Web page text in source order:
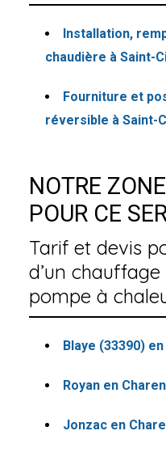
Installation,
chaudière à Saint-
Fourniture et
réversible à Saint-
NOTRE
POUR CE
Tarif et devis
d’un
pompe à
Blaye (33390)
Royan en
Jonzac en